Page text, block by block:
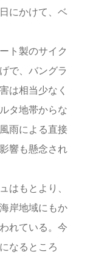
にかけて、ベ
ト製のサイク
で、バングラ
は相当少なく
タ地帯からな
雨による直接
響も懸念され
はもとより、
岸地域にもか
れている。今
なるところ